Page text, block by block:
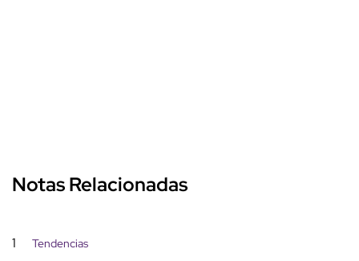
Notas Relacionadas
1 Tendencias